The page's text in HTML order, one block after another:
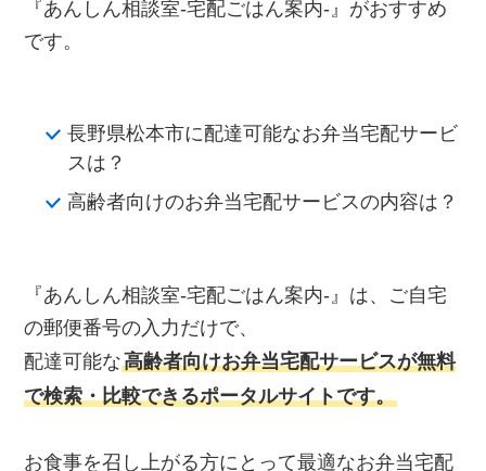
『あんしん相談室‐宅配ごはん案内‐』がおすすめ
です。
長野県松本市に配達可能なお弁当宅配サービ
スは？
高齢者向けのお弁当宅配サービスの内容は？
『あんしん相談室‐宅配ごはん案内‐』は、ご自宅
の郵便番号の入力だけで、
配達可能な高齢者向けお弁当宅配サービスが無料
で検索・比較できるポータルサイトです。
お食事を召し上がる方にとって最適なお弁当宅配